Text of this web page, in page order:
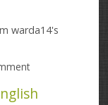
warda14's